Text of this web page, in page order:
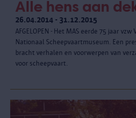
Alle hens aan
26.04.2014 - 31.12.2015
AFGELOPEN - Het MAS eerde 75 jaar
Nationaal Scheepvaartmuseum. Een
bracht verhalen en voorwerpen van
voor scheepvaart.